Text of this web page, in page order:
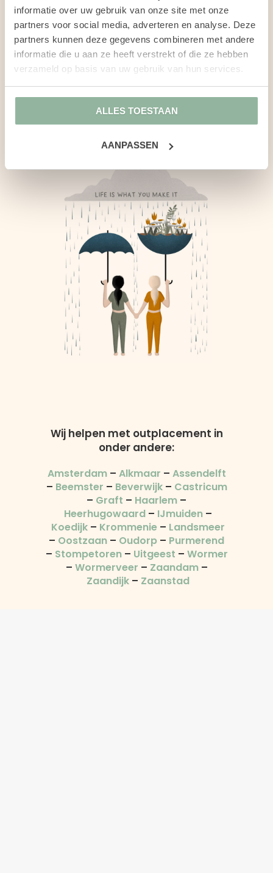
informatie over uw gebruik van onze site met onze
partners voor social media, adverteren en analyse. Deze
partners kunnen deze gegevens combineren met andere
informatie die u aan ze heeft verstrekt of die ze hebben
verzameld op basis van uw gebruik van hun services.
ALLES TOESTAAN
AANPASSEN
STUUR EEN EMAIL
Wij helpen met outplacement in
onder andere:
Amsterdam– Alkmaar – Assendelft
– Beemster – Beverwijk– Castricum
– Graft – Haarlem –
Heerhugowaard– IJmuiden–
Koedijk– Krommenie– Landsmeer
– Oostzaan – Oudorp – Purmerend
– Stompetoren– Uitgeest – Wormer
– Wormerveer – Zaandam–
Zaandijk– Zaanstad